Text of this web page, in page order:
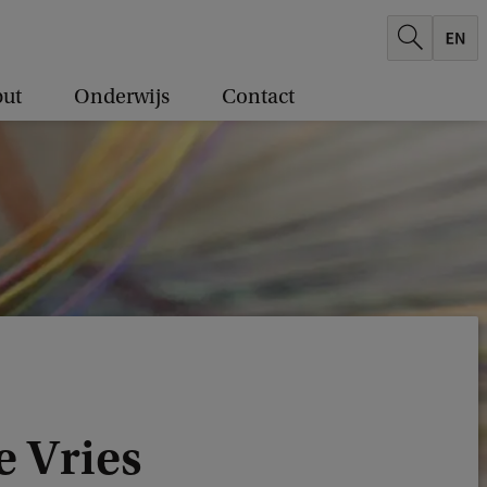
Onderwijs Contact
Vries